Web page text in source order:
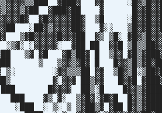
▓███▓██ ▓
▒█
▓░░
▓▒ ▒█░
▓██ ██ ▓▓█
▓█ ▓█▒██▓ █ ▒▓▓
▒ ▒▓▓▒▓█▓ █
░▓▓▒▒▒██ ▓▓
▓░▓▓▓ ██▒▓▓ █▓▓█
█▓▓▓▓ ██▒░█
▓▒ ▓░ ▒▓█▓░▓█▓█
░ ▒░ ▒ ▒▓██▒▓ ▓██